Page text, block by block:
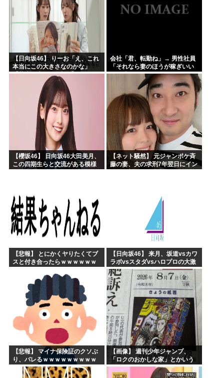
【日向坂46】 りーお「え、これ
本当にこの大きさなのかな」
【藤嶌果歩 1st写真集】
会社「君、転勤ね」→ 男性社員
「それなら妻のほうが稼ぎいい
んで辞めます」⇒ 結果・・・
【櫻坂46】 日向坂46大田美月、
この四期生らと交流がある模様
【ネット騒然】 元ジャンポケ斉
藤の妻、夫の求刑7年翌日にイン
【悲報】 とにかくヤりたくてブ
スと付き合ったらｗｗｗｗｗｗ
【日向坂46】 来月、坂道vsカワ
ラボvsスタダvsハロプロの大激
戦
【悲報】 マイナ保険証のクソぶ
り、バレるｗｗｗｗｗｗｗｗｗ
【画像】 週刊少年ジャンプ、
「ロクのおかしな家」とかいう
微妙な漫画を巻頭カラーにした
せいで100万部切る